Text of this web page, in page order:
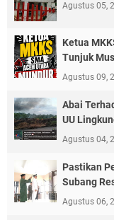
Agustus 05,
Ketua
Tunjuk
Agustus 09,
Abai
UU
Agustus 04,
Pastikan
Subang
Agustus 06,